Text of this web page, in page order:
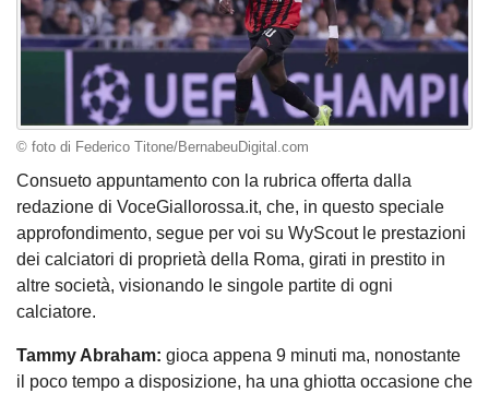
© foto di Federico Titone/BernabeuDigital.com
Consueto appuntamento con la rubrica offerta dalla
redazione di VoceGiallorossa.it, che, in questo speciale
approfondimento, segue per voi su WyScout le prestazioni
dei calciatori di proprietà della Roma, girati in prestito in
altre società, visionando le singole partite di ogni
calciatore.
Tammy Abraham: gioca appena 9 minuti ma, nonostante
il poco tempo a disposizione, ha una ghiotta occasione che